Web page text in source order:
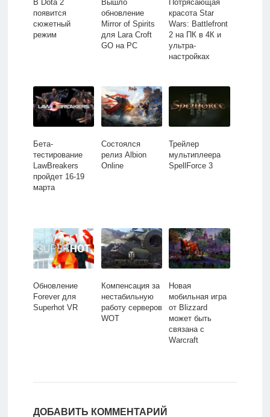
В Dota 2
появится
сюжетный
режим
Вышло
обновление
Mirror of Spirits
для Lara Croft
GO на PC
Потрясающая
красота Star
Wars: Battlefront
2 на ПК в 4К и
ультра-
настройках
Бета-
тестирование
LawBreakers
пройдет 16-19
марта
Состоялся
релиз Albion
Online
Трейлер
мультиплеера
SpellForce 3
Обновление
Forever для
Superhot VR
Компенсация за
нестабильную
работу серверов
WOT
Новая
мобильная игра
от Blizzard
может быть
связана с
Warcraft
ДОБАВИТЬ КОММЕНТАРИЙ